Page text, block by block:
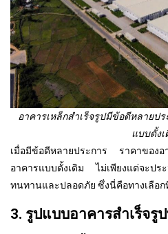
อาคารเหล็กสำเร็จรูปมีข้อดีหลายปร
แบบดั้งเ
เมื่อมีข้อดีหลายประการ ราคาของอ
อาคารแบบดั้งเดิม ไม่เพียงแต่จะป
ทนทานและปลอดภัย ซึ่งนี่คือทางเลือ
3. รูปแบบอาคารสำเร็จ